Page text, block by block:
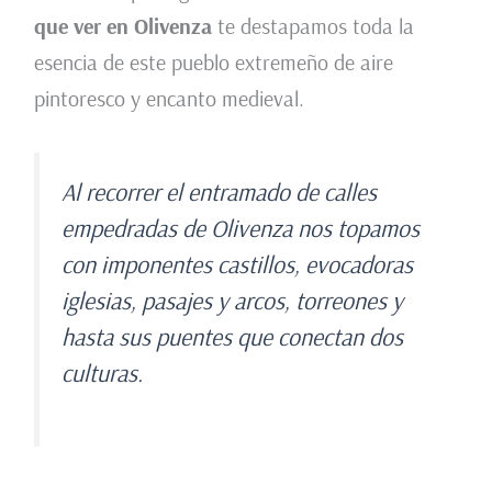
que ver en Olivenzate destapamos toda la
esencia de este pueblo extremeño de aire
pintoresco y encanto medieval.
Al recorrer el entramado de calles
empedradas de Olivenza nos topamos
con imponentes castillos, evocadoras
iglesias, pasajes y arcos, torreones y
hasta sus puentes que conectan dos
culturas.